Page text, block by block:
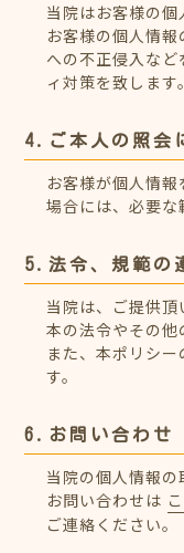
当院はお客様の個
お客様の個人情
への不正侵入な
ィ対策を致します。
4.ご本人の照会
お客様が個人情
場合には、必要な
5.法令、規範の
当院は、ご提供
本の法令やその他
また、本ポリシ
す。
6.お問い合わせ
当院の個人情報の
お問い合わせは
ご連絡ください。